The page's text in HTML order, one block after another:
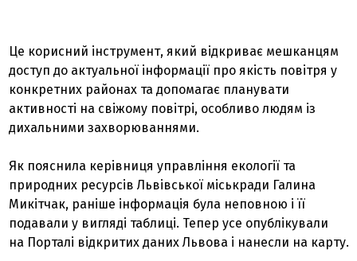
Це корисний інструмент, який відкриває мешканцям
доступ до актуальної інформації про якість повітря у
конкретних районах та допомагає планувати
активності на свіжому повітрі, особливо людям із
дихальними захворюваннями.
Як пояснила керівниця управління екології та
природних ресурсів Львівської міськради Галина
Микітчак, раніше інформація була неповною і її
подавали у вигляді таблиці. Тепер усе опублікували
на Порталі відкритих даних Львова і нанесли на карту.